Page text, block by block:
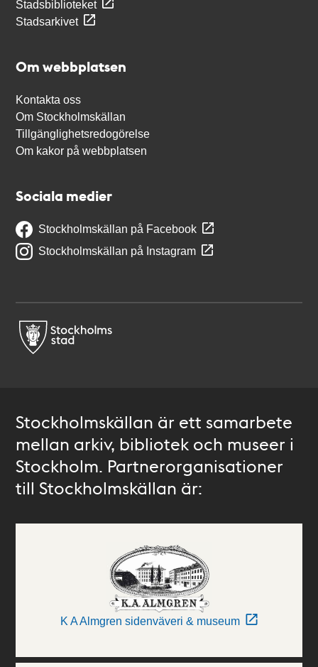
Stadsbiblioteket
Stadsarkivet
Om webbplatsen
Kontakta oss
Om Stockholmskällan
Tillgänglighetsredogörelse
Om kakor på webbplatsen
Sociala medier
Stockholmskällan på Facebook
Stockholmskällan på Instagram
Stockholmskällan är ett samarbete
mellan arkiv, bibliotek och museer i
Stockholm. Partnerorganisationer
till Stockholmskällan är:
K A Almgren sidenväveri & museum